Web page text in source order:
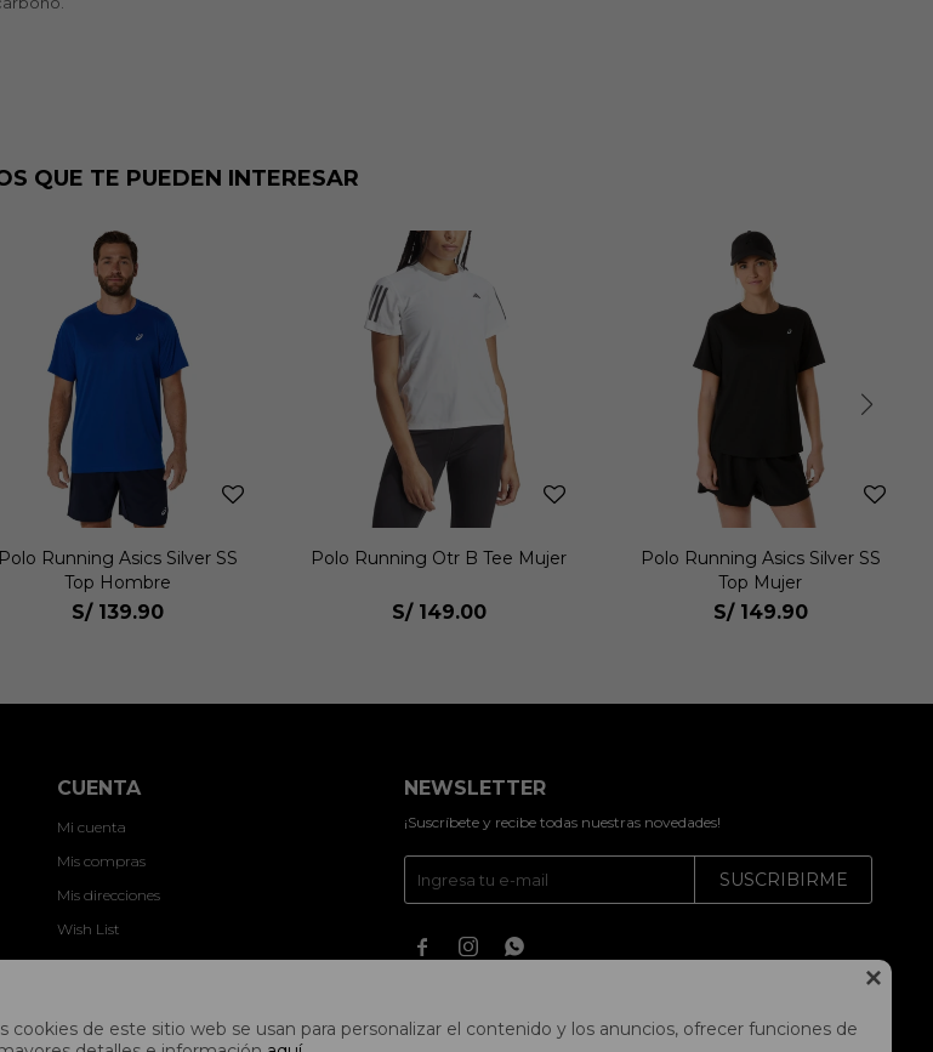

de este sitio web se usan para personalizar el contenido y los anuncios, ofrecer funciones de
QUE TE PUEDEN INTERESAR
Polo Running Otr B Tee Mujer
S/ 149.00
Polo Running Asics Silver SS
S/ 149.90
Polo Training Heritage Heavy
Cotton Run City Tee Unisex
S/ 149.90
CUENTA
Mi cuenta
Mis compras
Mis direcciones
Wish List
NEWSLETTER
¡Suscríbete y recibe todas nuestras novedades!
SUSCRIBIRME
  